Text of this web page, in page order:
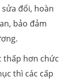
đổi, hoàn
bảo đảm
thấp hơn chức
thì các cấp